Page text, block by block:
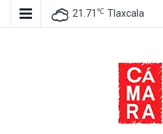
21.71 ℃ Tlaxcala